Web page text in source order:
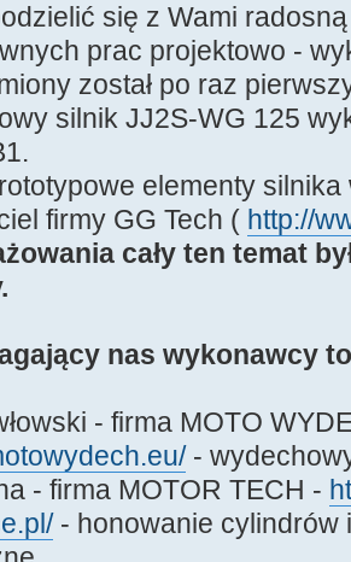
się z Wami
prac projektowo -
został po raz
silnik JJ2S-WG 125
elementy silnika
firmy GG Tech ( http://
cały ten temat
nas wykonawcy
- firma MOTO
-
- firma MOTOR TECH -
- honowanie cylindrów